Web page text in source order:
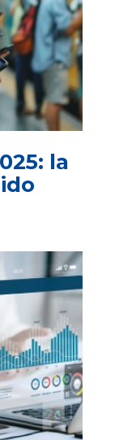
la